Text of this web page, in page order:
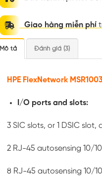
Giao hàng miễn phí
Mô tả Đánh giá (3)
HPE FlexNetwork
I/O ports and slots:
3 SIC slots, or 1 DSIC slot,
2 RJ-45 autosensing 10/
8 RJ-45 autosensing 10/